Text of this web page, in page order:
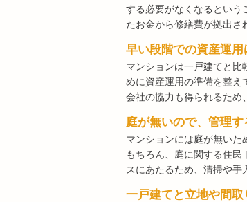
する必要がなくなるという
たお金から修繕費が拠出さ
早い段階での資産運用
マンションは一戸建てと
めに資産運用の準備を整え
会社の協力も得られるため
庭が無いので、管理す
マンションには庭が無いた
もちろん、庭に関する住
スにあたるため、清掃や手
一戸建てと立地や間取